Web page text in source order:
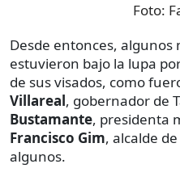
Foto:
Desde entonces,
estuvieron bajo la lupa
de sus visados, como
Villareal, gobernador de
Bustamante, presidenta
Francisco Gim, alcalde
algunos.